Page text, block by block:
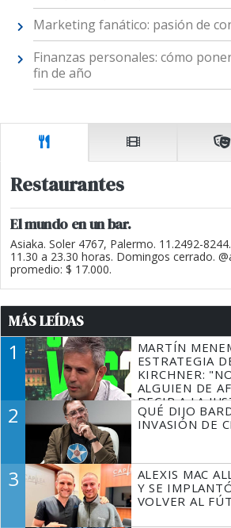
Marketing fanático: pasión de
Finanzas personales: cómo
fin de año
Restaurantes
El mundo en un bar.
Asiaka. Soler 4767, Palermo. 11.2492-
11.30 a 23.30 horas. Domingos cerrado.
promedio: $ 17.000.
MÁS LEÍDAS
1
MARTÍN
ESTRATEGIA
KIRCHNER:
ALGUIEN DE
DECIR A LA
TIENE QUE
2
QUÉ DIJO
INVASIÓN DE
3
ALEXIS MAC
Y SE
VOLVER AL